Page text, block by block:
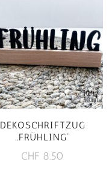
DEKOSCHRIFTZUG
„FRÜHLING“
CHF 8.50